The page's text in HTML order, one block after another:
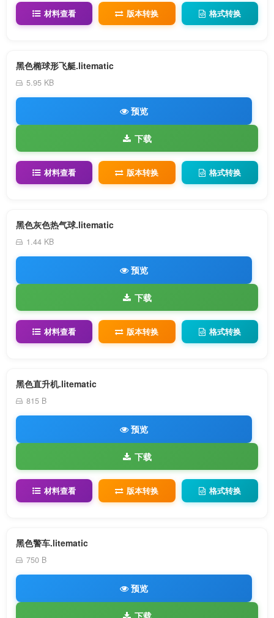
材料查看 版本转换 格式转换
黑色椭球形飞艇.litematic
5.95 KB
预览
下载
材料查看 版本转换 格式转换
黑色灰色热气球.litematic
1.44 KB
预览
下载
材料查看 版本转换 格式转换
黑色直升机.litematic
815 B
预览
下载
材料查看 版本转换 格式转换
黑色警车.litematic
750 B
预览
下载